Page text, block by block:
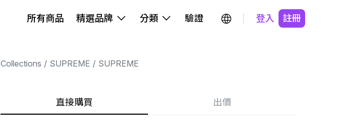
所有商品 精選品牌 分類 驗證 登入 註冊
Collections SUPREME SUPREME
直接購買 出價